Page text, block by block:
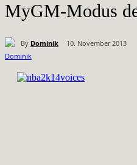
MyGM-Modus
By Dominik 10. November 2013